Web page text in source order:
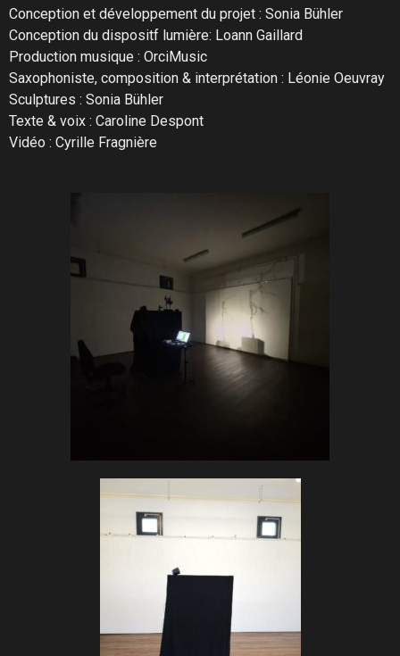
Conception et développement du projet : Sonia Bühler
Conception du dispositf lumière: Loann Gaillard
Production musique : OrciMusic
Saxophoniste, composition & interprétation : Léonie Oeuvray
Sculptures : Sonia Bühler
Texte & voix : Caroline Despont
Vidéo : Cyrille Fragnière